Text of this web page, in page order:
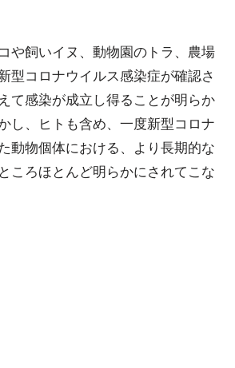
や飼いイヌ、動物園のトラ、農場
型コロナウイルス感染症が確認さ
て感染が成立し得ることが明らか
し、ヒトも含め、一度新型コロナ
動物個体における、より長期的な
ころほとんど明らかにされてこな